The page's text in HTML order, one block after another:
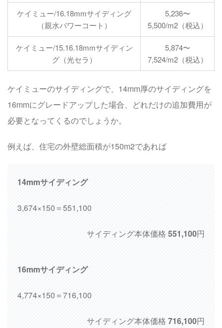
ケイミュー/16.18mmサイディング
（親水パワーコート）
5,236〜
5,500/m2（税込）
ケイミュー/15.16.18mmサイディン
グ（光セラ）
5,874〜
7,524/m2（税込）
ケイミューのサイディングで、14mm厚のサイディングを
16mmにグレードアップした場合、どれだけの追加費用が
必要となってくるのでしょうか。
例えば、住宅の外壁総面積が150m2であれば
14mmサイディング
3,674×150＝551,100
サイディング本体価格 551,100円
16mmサイディング
4,774×150＝716,100
サイディング本体価格 716,100円